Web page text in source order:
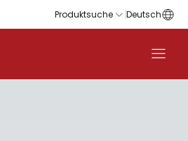
Produktsuche Deutsch